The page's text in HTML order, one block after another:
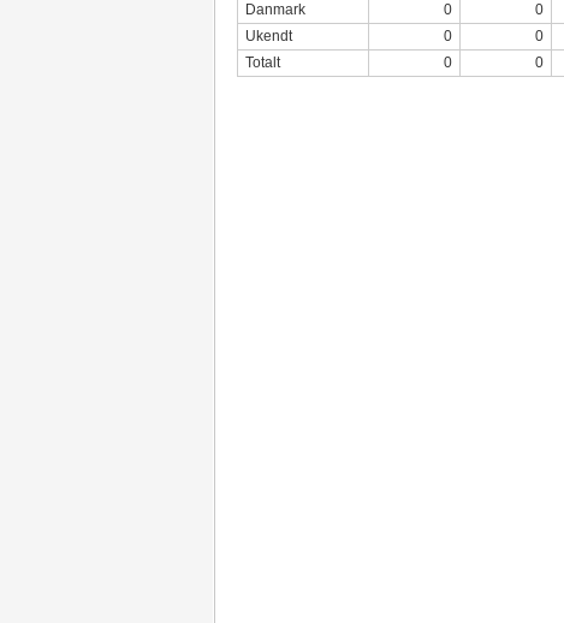
Danmark
0 0
Ukendt
0 0
Totalt
0 0